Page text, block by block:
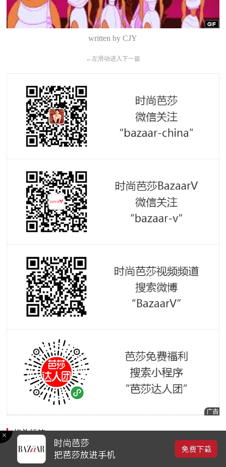
written by CJY
←左滑动进入下一篇
相关标签
运动 马甲线 人鱼线